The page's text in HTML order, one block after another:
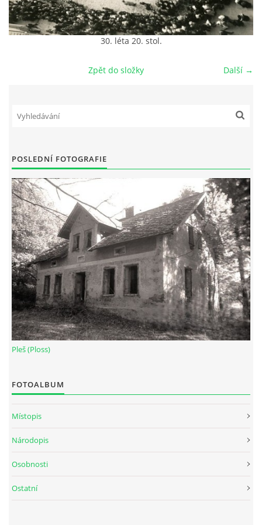
DŮL NA SLÍDU (NA KOLE)
Tento projekt je realizován za finanční podpory
města Domažlice.
© 2026 eStránky.cz Aktualizováno: 17. 7. 2026|Nahoru ↑
30. léta 20. stol.
Další →
Zpět do složky
POSLEDNÍ FOTOGRAFIE
Pleš (Ploss)
FOTOALBUM
Místopis
Národopis
Osobnosti
Ostatní